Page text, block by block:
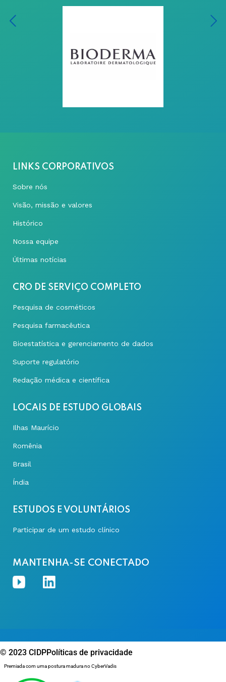
LINKS CORPORATIVOS
Sobre nós
Visão, missão e valores
Histórico
Nossa equipe
Últimas notícias
CRO DE SERVIÇO COMPLETO
Pesquisa de cosméticos
Pesquisa farmacêutica
Bioestatística e gerenciamento de dados
Suporte regulatório
Redação médica e científica
LOCAIS DE ESTUDO GLOBAIS
Ilhas Maurício
Romênia
Brasil
Índia
ESTUDOS E VOLUNTÁRIOS
Participar de um estudo clínico
MANTENHA-SE CONECTADO
© 2023 CIDPPolíticas de privacidade
Premiada com uma postura madura no CyberVadis